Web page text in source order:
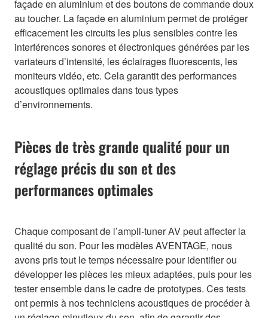
façade en aluminium et des boutons de commande doux
au toucher. La façade en aluminium permet de protéger
efficacement les circuits les plus sensibles contre les
interférences sonores et électroniques générées par les
variateurs d’intensité, les éclairages fluorescents, les
moniteurs vidéo, etc. Cela garantit des performances
acoustiques optimales dans tous types
d’environnements.
Pièces de très grande qualité pour un
réglage précis du son et des
performances optimales
Chaque composant de l’ampli-tuner AV peut affecter la
qualité du son. Pour les modèles AVENTAGE, nous
avons pris tout le temps nécessaire pour identifier ou
développer les pièces les mieux adaptées, puis pour les
tester ensemble dans le cadre de prototypes. Ces tests
ont permis à nos techniciens acoustiques de procéder à